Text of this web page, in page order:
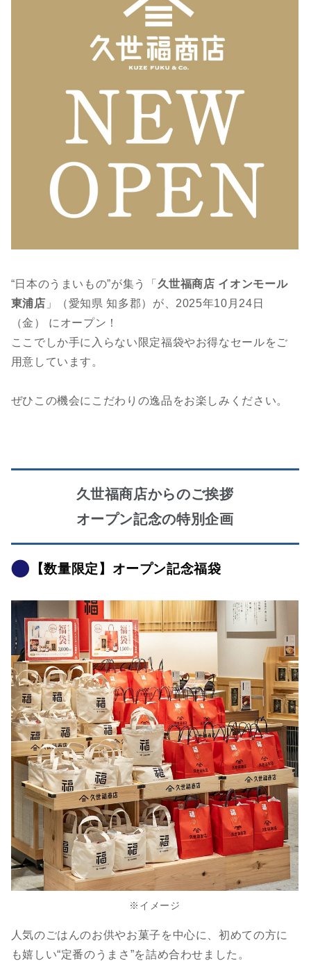
“日本のうまいもの”が集う「 久世福商店 イオンモール
東浦店 」（愛知県 知多郡）が、2025年10月24日
（金） にオープン！
ここでしか手に入らない限定福袋やお得なセールをご
用意しています。
ぜひこの機会にこだわりの逸品をお楽しみください。
久世福商店からのご挨拶
オープン記念の特別企画
【数量限定】オープン記念福袋
※イメージ
人気のごはんのお供やお菓子を中心に、初めての方に
も嬉しい“定番のうまさ”を詰め合わせました。